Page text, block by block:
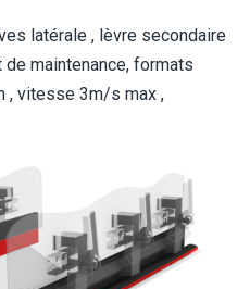
latérale , lèvre secondaire
maintenance, formats
, vitesse 3m/s max ,